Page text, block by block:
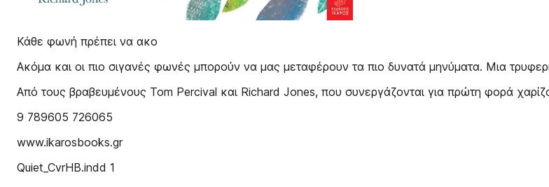
Κάθε φωνή πρέπει να ακο
Ακόμα και οι πιο σιγανές φωνές μπορούν να μας μεταφέρουν τα πιο δυνατά μηνύματα. Μια
Από τους βραβευμένους Tom Percival και Richard Jones, που συνεργάζονται για πρώτη φορά
9 789605 726065
www.ikarosbooks.gr
Quiet_CvrHB.indd 1